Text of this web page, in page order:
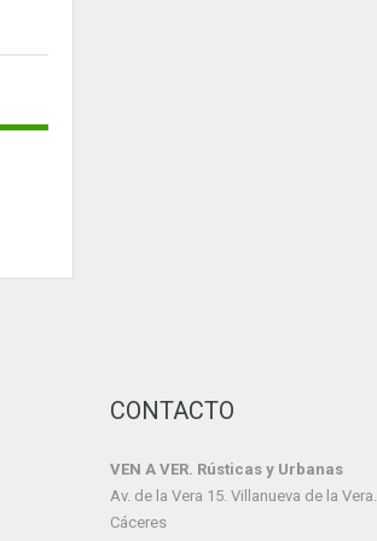
CONTACTO
VEN A VER. Rústicas y Urbanas
Av. de la Vera 15. Villanueva de la Vera.
Cáceres